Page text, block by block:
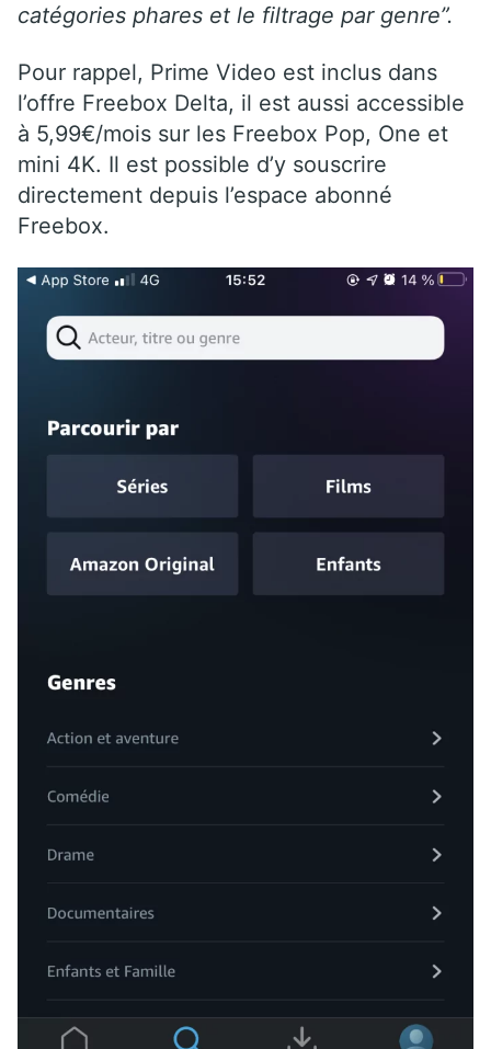
catégories phares et le filtrage par genre”.
Pour rappel, Prime Video est inclus dans
l’offre Freebox Delta, il est aussi accessible
à 5,99€/mois sur les Freebox Pop, One et
mini 4K. Il est possible d’y souscrire
directement depuis l’espace abonné
Freebox.